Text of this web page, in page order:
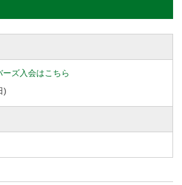
ズ入会はこちら
)